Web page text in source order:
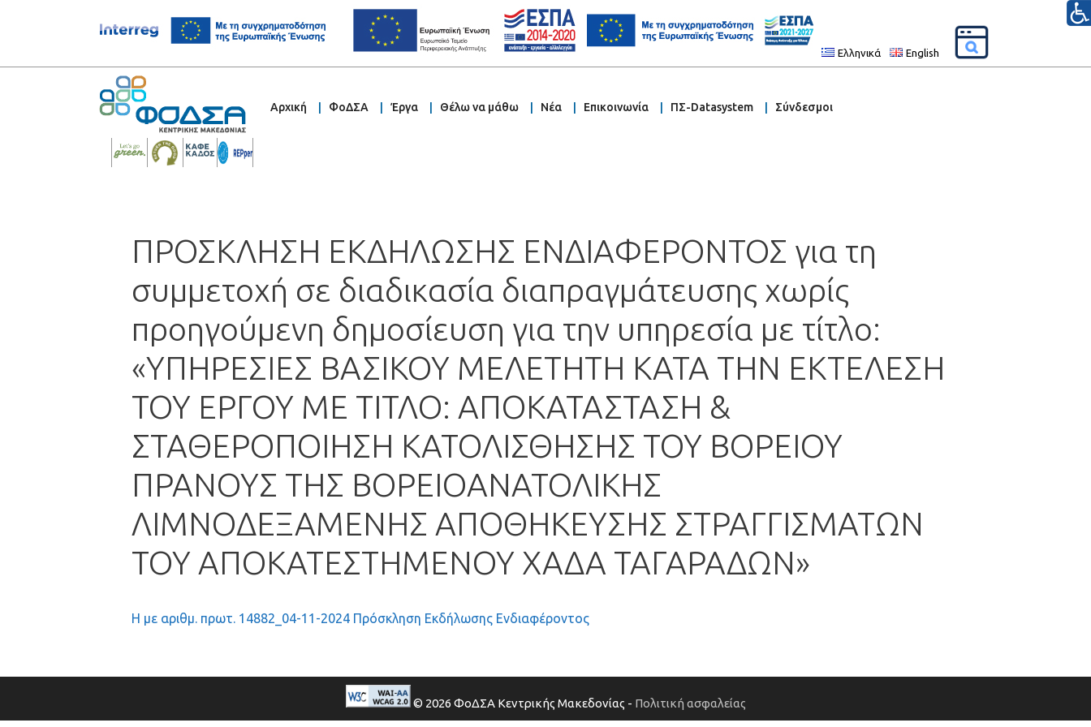
Ελληνικά English
Αρχική ΦοΔΣΑ Έργα Θέλω να μάθω Νέα Επικοινωνία ΠΣ-Datasystem Σύνδεσμοι
ΠΡΟΣΚΛΗΣΗ ΕΚΔΗΛΩΣΗΣ ΕΝΔΙΑΦΕΡΟΝΤΟΣ για τη
συμμετοχή σε διαδικασία διαπραγμάτευσης χωρίς
προηγούμενη δημοσίευση για την υπηρεσία με τίτλο:
«ΥΠΗΡΕΣΙΕΣ ΒΑΣΙΚΟΥ ΜΕΛΕΤΗΤΗ ΚΑΤΑ ΤΗΝ ΕΚΤΕΛΕΣΗ
ΤΟΥ ΕΡΓΟΥ ΜΕ ΤΙΤΛΟ: ΑΠΟΚΑΤΑΣΤΑΣΗ &
ΣΤΑΘΕΡΟΠΟΙΗΣΗ ΚΑΤΟΛΙΣΘΗΣΗΣ ΤΟΥ ΒΟΡΕΙΟΥ
ΠΡΑΝΟΥΣ ΤΗΣ ΒΟΡΕΙΟΑΝΑΤΟΛΙΚΗΣ
ΛΙΜΝΟΔΕΞΑΜΕΝΗΣ ΑΠΟΘΗΚΕΥΣΗΣ ΣΤΡΑΓΓΙΣΜΑΤΩΝ
ΤΟΥ ΑΠΟΚΑΤΕΣΤΗΜΕΝΟΥ ΧΑΔΑ ΤΑΓΑΡΑΔΩΝ»
Η με αριθμ. πρωτ. 14882_04-11-2024 Πρόσκληση Εκδήλωσης Ενδιαφέροντος
© 2026 ΦοΔΣΑ Κεντρικής Μακεδονίας - Πολιτική ασφαλείας